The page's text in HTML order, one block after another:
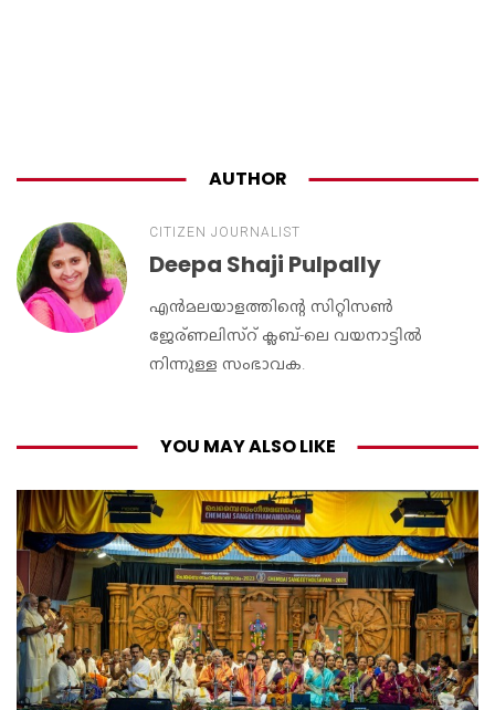
AUTHOR
CITIZEN JOURNALIST
Deepa Shaji Pulpally
എൻമലയാളത്തിന്റെ സിറ്റിസൺ
ജേര്ണലിസ്റ് ക്ലബ്-ലെ വയനാട്ടിൽ
നിന്നുള്ള സംഭാവക.
YOU MAY ALSO LIKE